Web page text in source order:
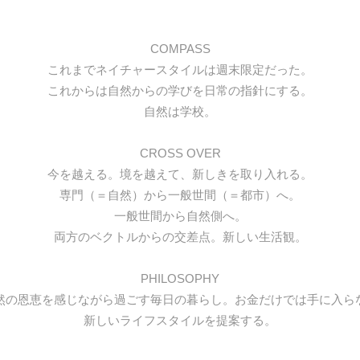
COMPASS
これまでネイチャースタイルは週末限定だった。
これからは自然からの学びを日常の指針にする。
自然は学校。
CROSS OVER
今を越える。境を越えて、新しきを取り入れる。
専門（＝自然）から一般世間（＝都市）へ。
一般世間から自然側へ。
両方のベクトルからの交差点。新しい生活観。
PHILOSOPHY
の恩恵を感じながら過ごす毎日の暮らし。お金だけでは手に入ら
新しいライフスタイルを提案する。